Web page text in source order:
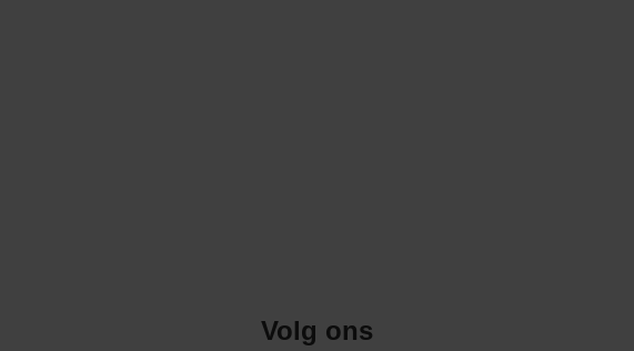
Volg ons